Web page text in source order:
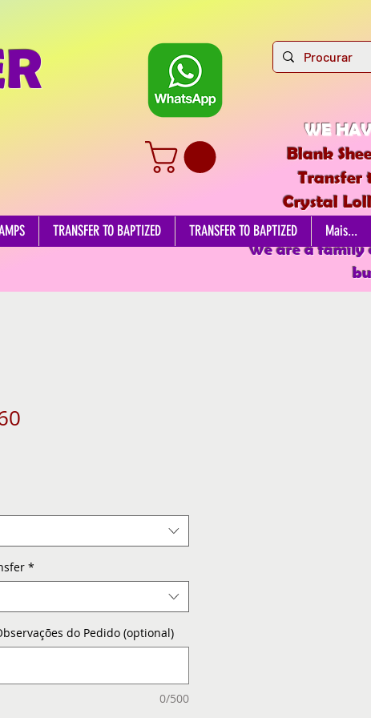
WE
Blank
Transfer
Crystal
We are a family
TRANSFER TO BAPTIZED TRANSFER TO BAPTIZED Mais...
*
do Pedido (optional)
0/500